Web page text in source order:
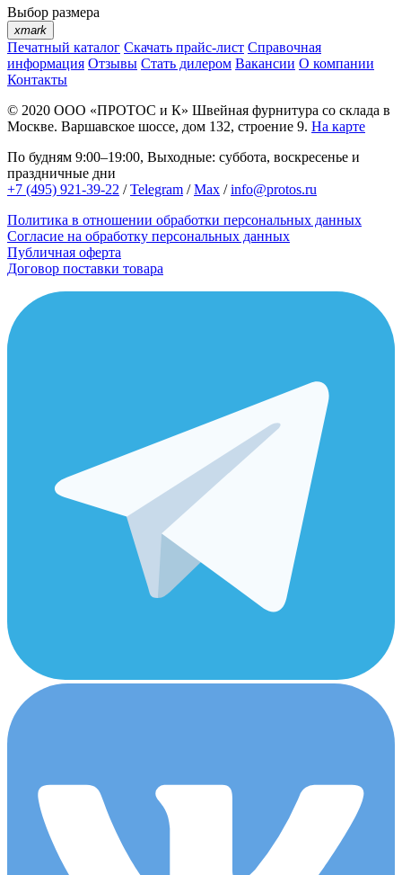
Выбор размера
xmark
Печатный каталог Скачать прайс-лист Справочная
информация Отзывы Стать дилером Вакансии О компании
Контакты
© 2020 ООО «ПРОТОС и К» Швейная фурнитура со склада в
Москве. Варшавское шоссе, дом 132, строение 9. На карте
По будням 9:00–19:00, Выходные: суббота, воскресенье и
праздничные дни
+7 (495) 921-39-22 /Telegram /Max /info@protos.ru
Политика в отношении обработки персональных данных
Согласие на обработку персональных данных
Публичная оферта
Договор поставки товара